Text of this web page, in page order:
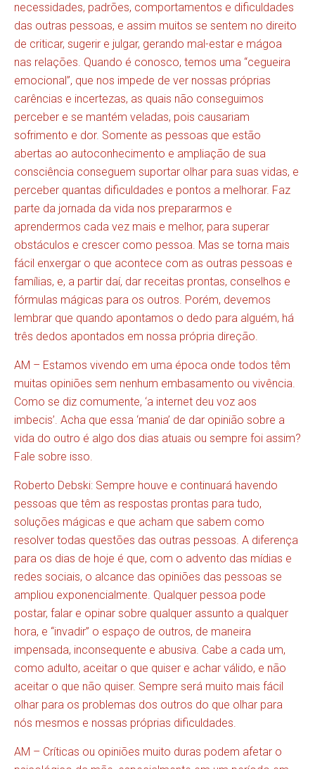
necessidades, padrões, comportamentos e dificuldades
das outras pessoas, e assim muitos se sentem no direito
de criticar, sugerir e julgar, gerando mal-estar e mágoa
nas relações. Quando é conosco, temos uma “cegueira
emocional”, que nos impede de ver nossas próprias
carências e incertezas, as quais não conseguimos
perceber e se mantém veladas, pois causariam
sofrimento e dor. Somente as pessoas que estão
abertas ao autoconhecimento e ampliação de sua
consciência conseguem suportar olhar para suas vidas, e
perceber quantas dificuldades e pontos a melhorar. Faz
parte da jornada da vida nos prepararmos e
aprendermos cada vez mais e melhor, para superar
obstáculos e crescer como pessoa. Mas se torna mais
fácil enxergar o que acontece com as outras pessoas e
famílias, e, a partir daí, dar receitas prontas, conselhos e
fórmulas mágicas para os outros. Porém, devemos
lembrar que quando apontamos o dedo para alguém, há
três dedos apontados em nossa própria direção.
AM – Estamos vivendo em uma época onde todos têm
muitas opiniões sem nenhum embasamento ou vivência.
Como se diz comumente, ‘a internet deu voz aos
imbecis’. Acha que essa ‘mania’ de dar opinião sobre a
vida do outro é algo dos dias atuais ou sempre foi assim?
Fale sobre isso.
Roberto Debski: Sempre houve e continuará havendo
pessoas que têm as respostas prontas para tudo,
soluções mágicas e que acham que sabem como
resolver todas questões das outras pessoas. A diferença
para os dias de hoje é que, com o advento das mídias e
redes sociais, o alcance das opiniões das pessoas se
ampliou exponencialmente. Qualquer pessoa pode
postar, falar e opinar sobre qualquer assunto a qualquer
hora, e “invadir” o espaço de outros, de maneira
impensada, inconsequente e abusiva. Cabe a cada um,
como adulto, aceitar o que quiser e achar válido, e não
aceitar o que não quiser. Sempre será muito mais fácil
olhar para os problemas dos outros do que olhar para
nós mesmos e nossas próprias dificuldades.
AM – Críticas ou opiniões muito duras podem afetar o